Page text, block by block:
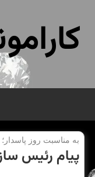
به مناسبت روز پاسدار؛
پیام رئیس